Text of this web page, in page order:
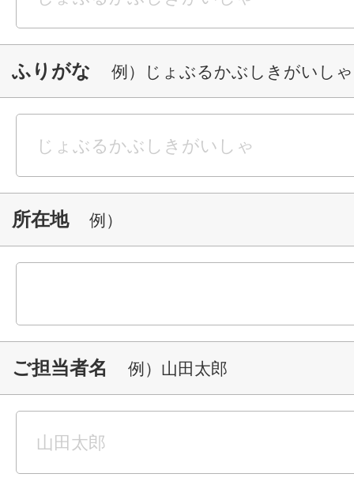
ふりがな 例）じょぶるかぶしきがいしゃ
所在地 例）
ご担当者名 例）山田太郎